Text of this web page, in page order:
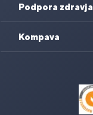
Podpora zdravja
Kompava